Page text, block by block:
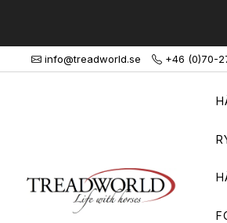
info@treadworld.se +46 (0)70-